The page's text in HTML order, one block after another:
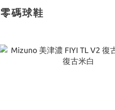
零碼球鞋